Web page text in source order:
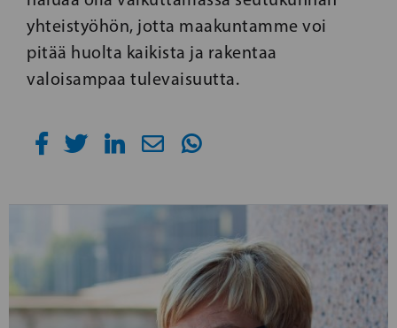
yhteistyöhön, jotta maakuntamme voi
pitää huolta kaikista ja rakentaa
valoisampaa tulevaisuutta.